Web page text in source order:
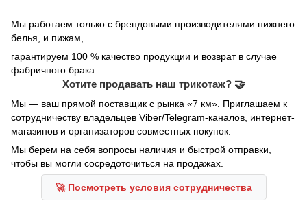
Мы работаем только с брендовыми производителями нижнего
белья, и пижам,
гарантируем 100 % качество продукции и возврат в случае
фабричного брака.
Хотите продавать наш трикотаж? 🤝
Мы — ваш прямой поставщик с рынка «7 км». Приглашаем к
сотрудничеству владельцев Viber/Telegram-каналов, интернет-
магазинов и организаторов совместных покупок.
Мы берем на себя вопросы наличия и быстрой отправки,
чтобы вы могли сосредоточиться на продажах.
🚀 Посмотреть условия сотрудничества